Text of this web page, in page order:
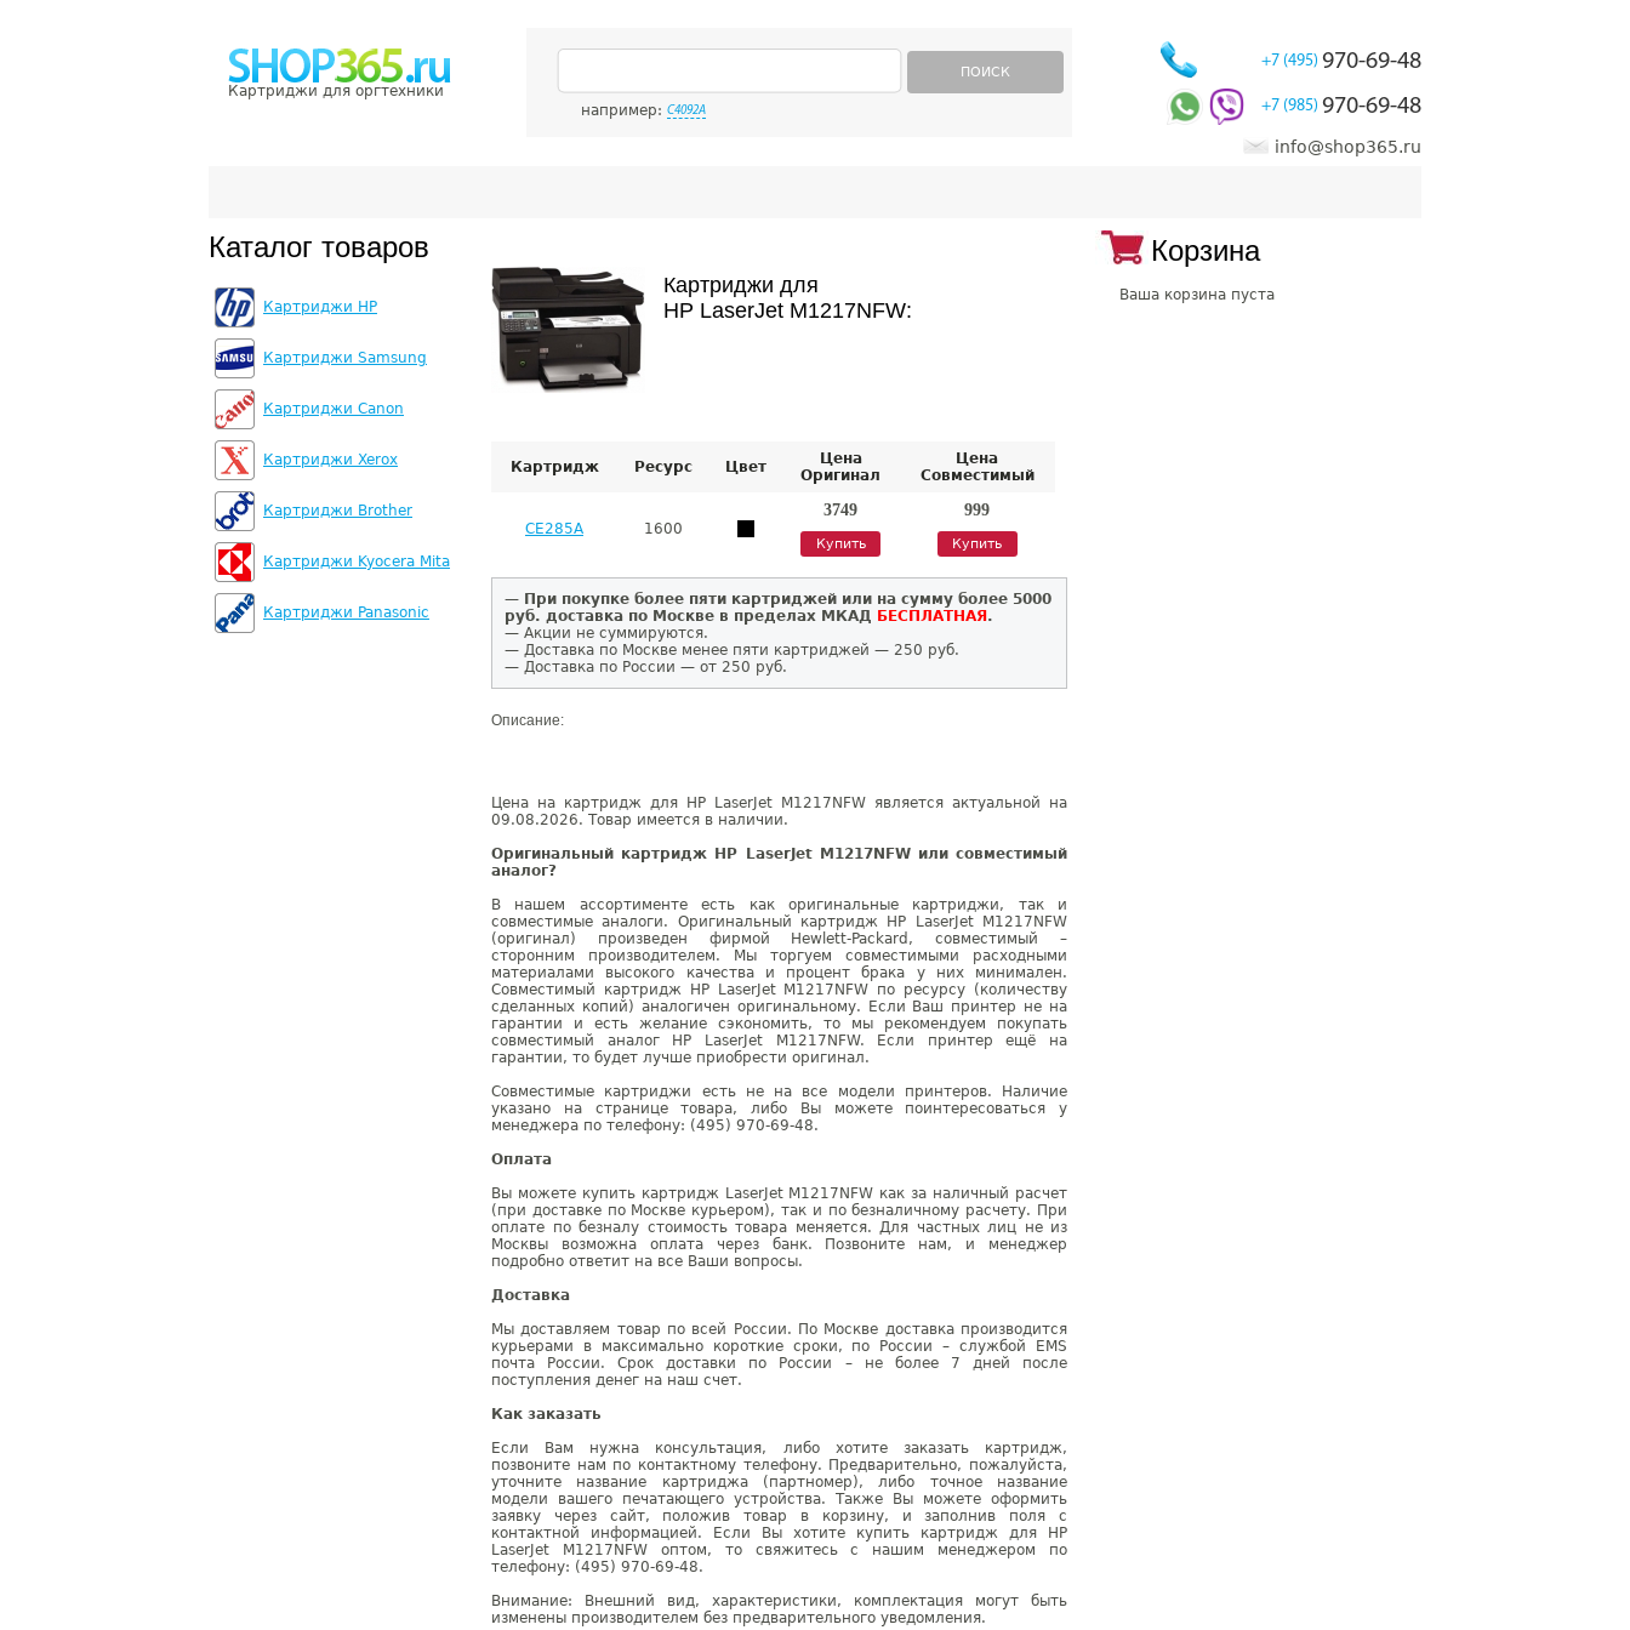
Картриджи для оргтехники
ПОИСК
например: C4092A
+7 (495) 970-69-48
+7 (985) 970-69-48
info@shop365.ru
Каталог товаров
Картриджи HP
Картриджи Samsung
Картриджи Canon
Картриджи Xerox
Картриджи Brother
Картриджи Kyocera Mita
Картриджи Panasonic
Картриджи для
HP LaserJet M1217NFW:
Картридж Ресурс Цвет
Цена
Оригинал
Цена
Совместимый
CE285A 1600
3749
Купить
999
Купить
— При покупке более пяти картриджей или на сумму более 5000
руб. доставка по Москве в пределах МКАД БЕСПЛАТНАЯ .
— Акции не суммируются.
— Доставка по Москве менее пяти картриджей — 250 руб.
— Доставка по России — от 250 руб.
Описание:
Цена на картридж для HP LaserJet M1217NFW является актуальной на
09.08.2026. Товар имеется в наличии.
Оригинальный картридж HP LaserJet M1217NFW или совместимый
аналог?
В нашем ассортименте есть как оригинальные картриджи, так и
совместимые аналоги. Оригинальный картридж HP LaserJet M1217NFW
(оригинал) произведен фирмой Hewlett-Packard, совместимый –
сторонним производителем. Мы торгуем совместимыми расходными
материалами высокого качества и процент брака у них минимален.
Совместимый картридж HP LaserJet M1217NFW по ресурсу (количеству
сделанных копий) аналогичен оригинальному. Если Ваш принтер не на
гарантии и есть желание сэкономить, то мы рекомендуем покупать
совместимый аналог HP LaserJet M1217NFW. Если принтер ещё на
гарантии, то будет лучше приобрести оригинал.
Совместимые картриджи есть не на все модели принтеров. Наличие
указано на странице товара, либо Вы можете поинтересоваться у
менеджера по телефону: (495) 970-69-48.
Оплата
Вы можете купить картридж LaserJet M1217NFW как за наличный расчет
(при доставке по Москве курьером), так и по безналичному расчету. При
оплате по безналу стоимость товара меняется. Для частных лиц не из
Москвы возможна оплата через банк. Позвоните нам, и менеджер
подробно ответит на все Ваши вопросы.
Доставка
Мы доставляем товар по всей России. По Москве доставка производится
курьерами в максимально короткие сроки, по России – службой EMS
почта России. Срок доставки по России – не более 7 дней после
поступления денег на наш счет.
Как заказать
Если Вам нужна консультация, либо хотите заказать картридж,
позвоните нам по контактному телефону. Предварительно, пожалуйста,
уточните название картриджа (партномер), либо точное название
модели вашего печатающего устройства. Также Вы можете оформить
заявку через сайт, положив товар в корзину, и заполнив поля с
контактной информацией. Если Вы хотите купить картридж для HP
LaserJet M1217NFW оптом, то свяжитесь с нашим менеджером по
телефону: (495) 970-69-48.
Внимание: Внешний вид, характеристики, комплектация могут быть
изменены производителем без предварительного уведомления.
Корзина
Ваша корзина пуста